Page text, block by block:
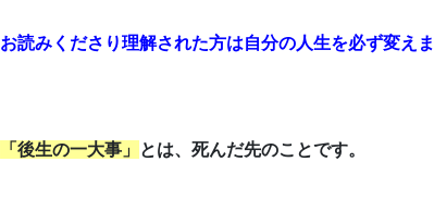
お読みくださり理解された方は自分の人生を必ず変え
「後生の一大事」 とは、死んだ先のことです。